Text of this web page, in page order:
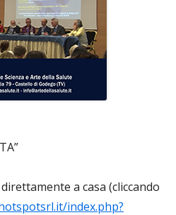
a casa (cliccando
index.php?